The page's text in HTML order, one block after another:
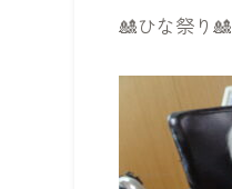
🎎ひな祭り🎎